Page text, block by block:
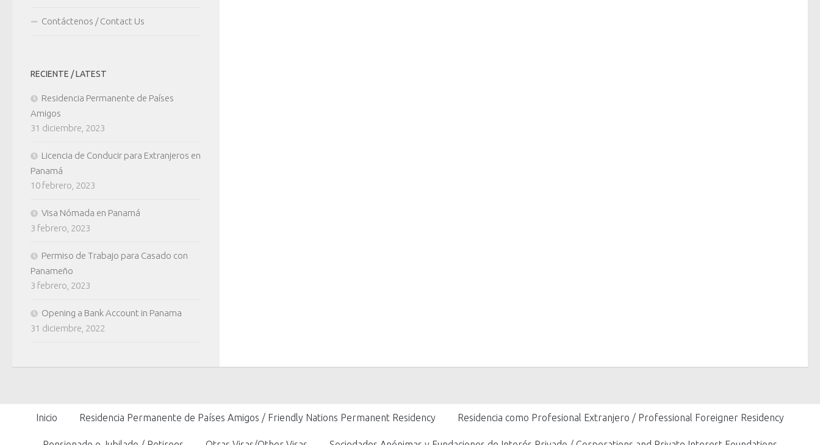
Contáctenos / Contact Us
RECIENTE / LATEST
Residencia Permanente de Países
Amigos
31 diciembre, 2023
Licencia de Conducir para Extranjeros en
Panamá
10 febrero, 2023
Visa Nómada en Panamá
3 febrero, 2023
Permiso de Trabajo para Casado con
Panameño
3 febrero, 2023
Opening a Bank Account in Panama
31 diciembre, 2022
Inicio Residencia Permanente de Países Amigos / Friendly Nations Permanent Residency Residencia como Profesional Extranjero / Professional Foreigner Residency